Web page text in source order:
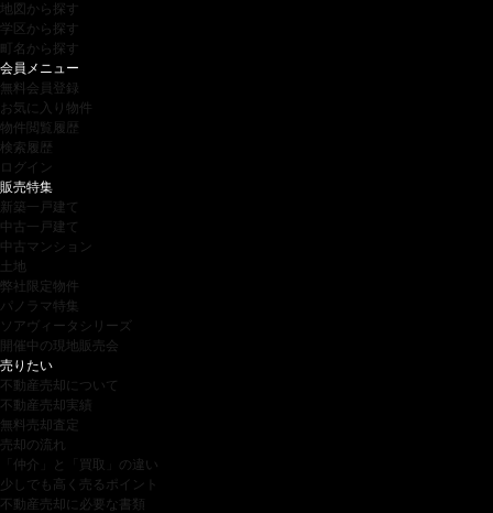
地図から探す
学区から探す
町名から探す
会員メニュー
無料会員登録
お気に入り物件
物件閲覧履歴
検索履歴
ログイン
販売特集
新築一戸建て
中古一戸建て
中古マンション
土地
弊社限定物件
パノラマ特集
ソアヴィータシリーズ
開催中の現地販売会
売りたい
不動産売却について
不動産売却実績
無料売却査定
売却の流れ
「仲介」と「買取」の違い
少しでも高く売るポイント
不動産売却に必要な書類